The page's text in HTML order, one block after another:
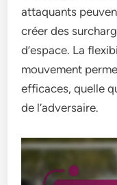
attaquants
créer des
d’espace. La
mouvement
efficaces, quelle
de l’adversaire.